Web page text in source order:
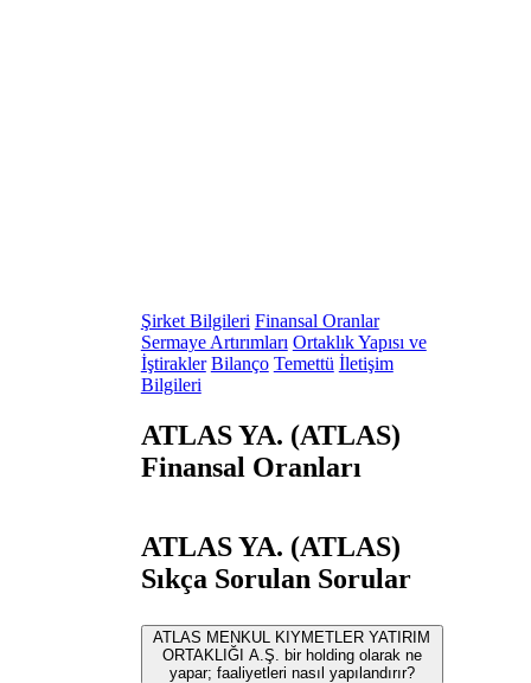
Şirket Bilgileri Finansal Oranlar
Sermaye Artırımları Ortaklık Yapısı ve
İştirakler Bilanço Temettü İletişim
Bilgileri
ATLAS YA. (ATLAS)
Finansal Oranları
ATLAS YA. (ATLAS)
Sıkça Sorulan Sorular
ATLAS MENKUL KIYMETLER YATIRIM
ORTAKLIĞI A.Ş. bir holding olarak ne
yapar; faaliyetleri nasıl yapılandırır?